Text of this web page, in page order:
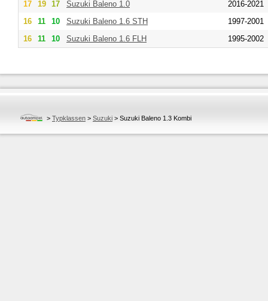
17 19 17 Suzuki Baleno 1.0
2016-2021
16
11 10 Suzuki Baleno 1.6 STH
1997-2001
16
11 10 Suzuki Baleno 1.6 FLH 1995-2002
> Typklassen > Suzuki > Suzuki Baleno 1.3 Kombi